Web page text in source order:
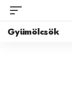
Gyümölcsök